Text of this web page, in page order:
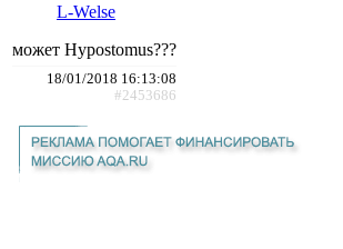
L-Welse
может Hypostomus???
18/01/2018 16:13:08
#2453686